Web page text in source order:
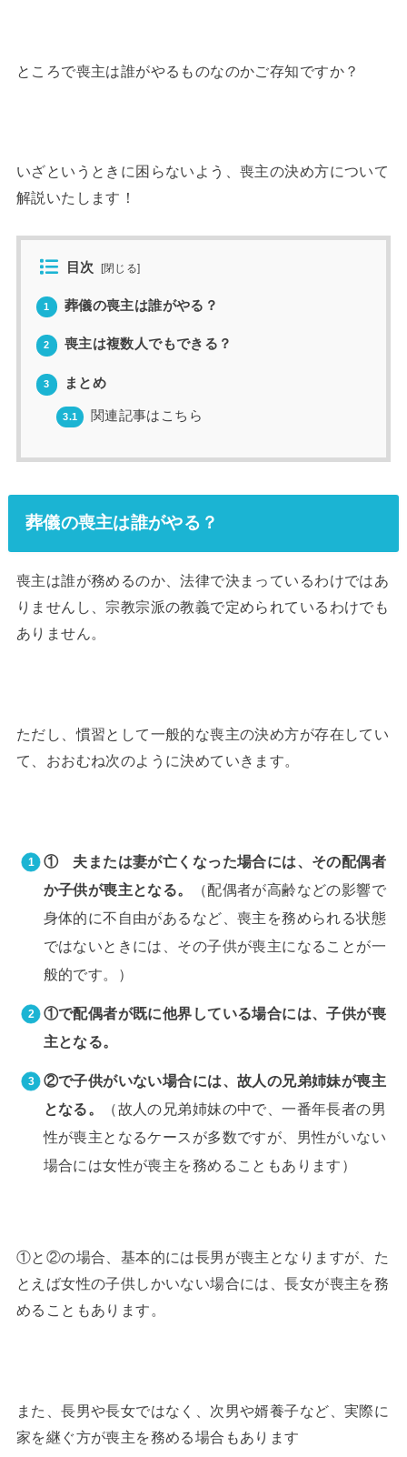
ところで喪主は誰がやるものなのかご存知ですか？
いざというときに困らないよう、喪主の決め方について
解説いたします！
目次 [閉じる]
1 葬儀の喪主は誰がやる？
2 喪主は複数人でもできる？
3 まとめ
3.1 関連記事はこちら
葬儀の喪主は誰がやる？
喪主は誰が務めるのか、法律で決まっているわけではあ
りませんし、宗教宗派の教義で定められているわけでも
ありません。
ただし、慣習として一般的な喪主の決め方が存在してい
て、おおむね次のように決めていきます。
① 夫または妻が亡くなった場合には、その配偶者
か子供が喪主となる。
（配偶者が高齢などの影響で
身体的に不自由があるなど、喪主を務められる状態
ではないときには、その子供が喪主になることが一
般的です。）
①で配偶者が既に他界している場合には、子供が喪
主となる。
②で子供がいない場合には、故人の兄弟姉妹が喪主
となる。
（故人の兄弟姉妹の中で、一番年長者の男
性が喪主となるケースが多数ですが、男性がいない
場合には女性が喪主を務めることもあります）
①と②の場合、基本的には長男が喪主となりますが、た
とえば女性の子供しかいない場合には、長女が喪主を務
めることもあります。
また、長男や長女ではなく、次男や婿養子など、実際に
家を継ぐ方が喪主を務める場合もあります